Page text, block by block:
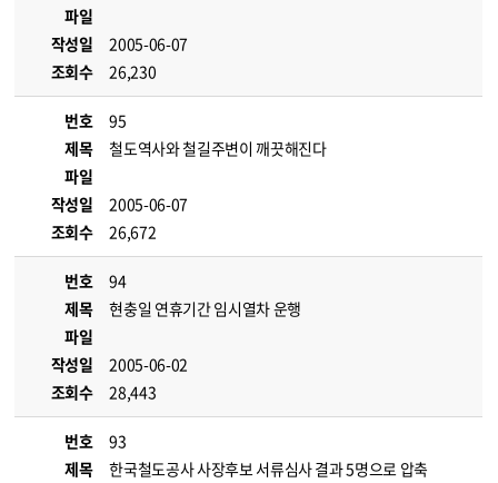
파일
작성일
2005-06-07
조회수
26,230
번호
95
제목
철도역사와 철길주변이 깨끗해진다
파일
작성일
2005-06-07
조회수
26,672
번호
94
제목
현충일 연휴기간 임시열차 운행
파일
작성일
2005-06-02
조회수
28,443
번호
93
제목
한국철도공사 사장후보 서류심사 결과 5명으로 압축